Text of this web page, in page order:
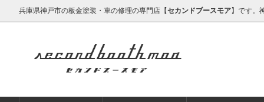
兵庫県神戸市の板金塗装・車の修理の専門店【セカンドブースモア】です。